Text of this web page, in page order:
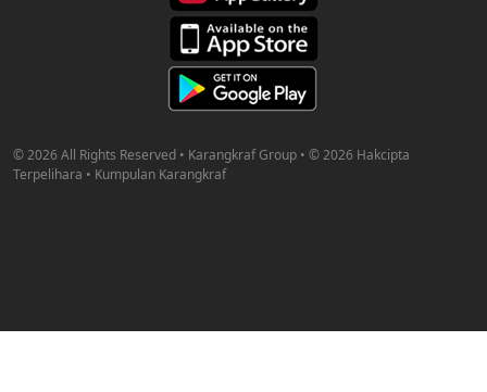
© 2026 All Rights Reserved • Karangkraf Group • © 2026 Hakcipta
Terpelihara • Kumpulan Karangkraf